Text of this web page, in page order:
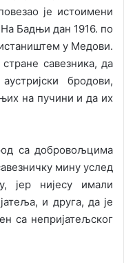
је истоимени
Бадњи дан 1916. по
у Медови.
савезника, да
бродови,
на пучини и да их
са добровољцима
мину услед
јер нијесу имали
и друга, да је
са непријатељског